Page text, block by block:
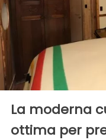
La moderna
ottima per